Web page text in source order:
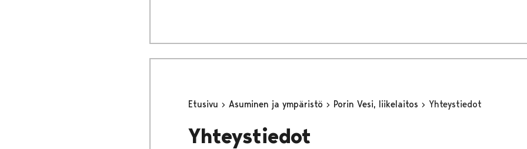
Etusivu Asuminen ja ympäristö Porin Vesi, liikelaitos Yhteystiedot
Yhteystiedot